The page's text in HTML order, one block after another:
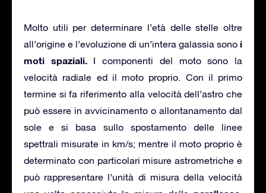
Molto utili per determinare l’età delle stelle oltre
all’origine e l’evoluzione di un’intera galassia sono i
moti spaziali.I componenti del moto sono la
velocità radiale ed il moto proprio. Con il primo
termine si fa riferimento alla velocità dell’astro che
può essere in avvicinamento o allontanamento dal
sole e si basa sullo spostamento delle linee
spettrali misurate in km/s; mentre il moto proprio è
determinato con particolari misure astrometriche e
può rappresentare l’unità di misura della velocità